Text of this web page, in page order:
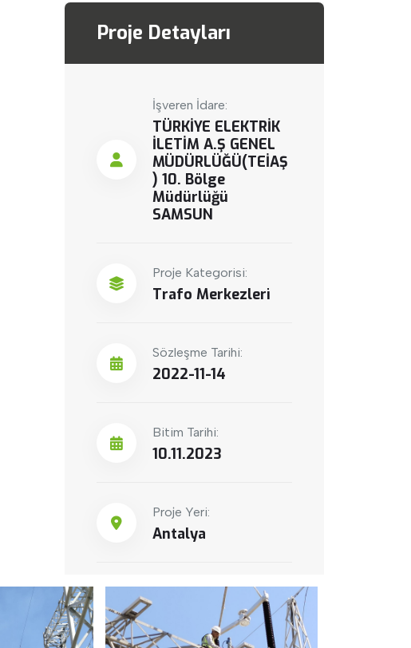
Proje Detayları
İşveren İdare:
TÜRKİYE ELEKTRİK
İLETİM A.Ş GENEL
MÜDÜRLÜĞÜ(TEİAŞ
) 10. Bölge
Müdürlüğü
SAMSUN
Proje Kategorisi:
Trafo Merkezleri
Sözleşme Tarihi:
2022-11-14
Bitim Tarihi:
10.11.2023
Proje Yeri:
Antalya